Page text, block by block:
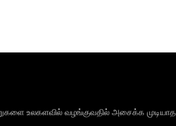
உலகளவில் வழங்குவதில் அசைக்க முடியாத